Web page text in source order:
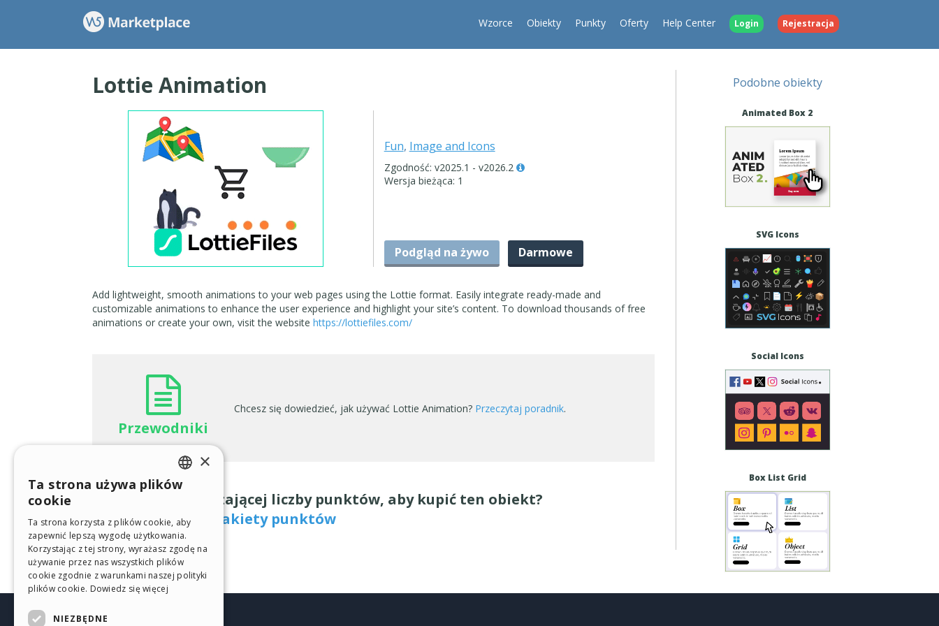
Wzorce Obiekty Punkty Oferty Help Center Login Rejestracja
Lottie Animation
Fun, Image and Icons
Zgodność: v2025.1 - v2026.2
Wersja bieżąca: 1
Podgląd na żywo Darmowe
Add lightweight, smooth animations to your web pages using the Lottie format. Easily integrate ready-made and
customizable animations to enhance the user experience and highlight your site’s content. To download thousands of free
animations or create your own, visit the website https://lottiefiles.com/
Przewodniki
Chcesz się dowiedzieć, jak używać Lottie Animation? Przeczytaj poradnik.
Nie masz wystarczającej liczby punktów, aby kupić ten obiekt?
Pokaż wszystkie pakiety punktów
Podobne obiekty
Animated Box 2
SVG Icons
Social Icons
Box List Grid
ENGLISH
GERMAN
SPANISH
PORTUGUESE
×
Ta strona używa plików
cookie
Ta strona korzysta z plików cookie, aby
zapewnić lepszą wygodę użytkowania.
Korzystając z tej strony, wyrażasz zgodę na
używanie przez nas wszystkich plików
cookie zgodnie z warunkami naszej polityki
plików cookie. Dowiedz się więcej
NIEZBĘDNE